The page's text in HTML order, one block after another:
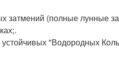
затмений (полные лунные
"Водородных